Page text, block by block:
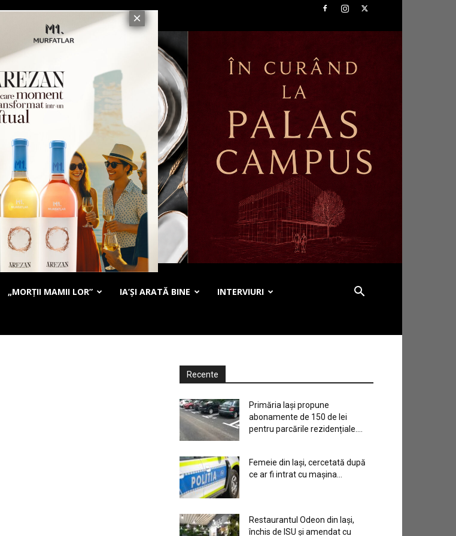
„MORȚII MAMII LOR” IA’ȘI ARATĂ BINE INTERVIURI
Recente
Primăria Iași propune
abonamente de 150 de lei
pentru parcările rezidențiale....
Femeie din Iași, cercetată după
ce ar fi intrat cu mașina...
Restaurantul Odeon din Iași,
închis de ISU și amendat cu